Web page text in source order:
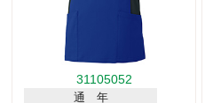
31105052
通 年